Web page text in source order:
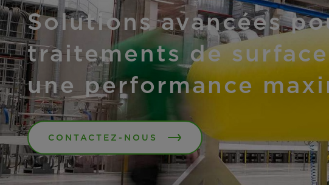
Solutions avancées
traitements de
une performance
CONTACTEZ-NOUS